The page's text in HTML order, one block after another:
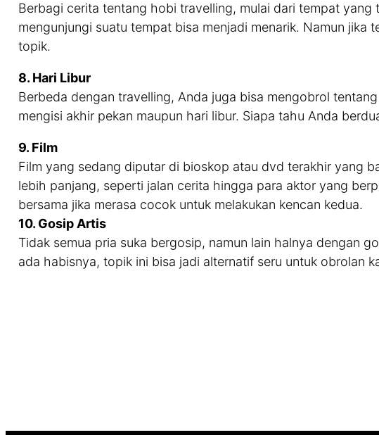
Berbagi cerita tentang hobi travelling, mulai dari tempat yang
mengunjungi suatu tempat bisa menjadi menarik. Namun jika
topik.
8. Hari Libur
Berbeda dengan travelling, Anda juga bisa mengobrol
mengisi akhir pekan maupun hari libur. Siapa tahu Anda
9. Film
Film yang sedang diputar di bioskop atau dvd terakhir yang
lebih panjang, seperti jalan cerita hingga para aktor yang
bersama jika merasa cocok untuk melakukan kencan kedua.
10. Gosip Artis
Tidak semua pria suka bergosip, namun lain halnya dengan
ada habisnya, topik ini bisa jadi alternatif seru untuk obrolan